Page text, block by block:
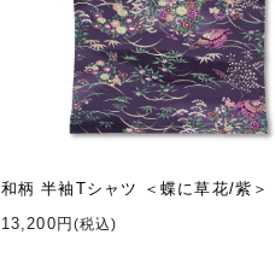
和柄 半袖Tシャツ ＜蝶に草花/紫＞
13,200円 (税込)